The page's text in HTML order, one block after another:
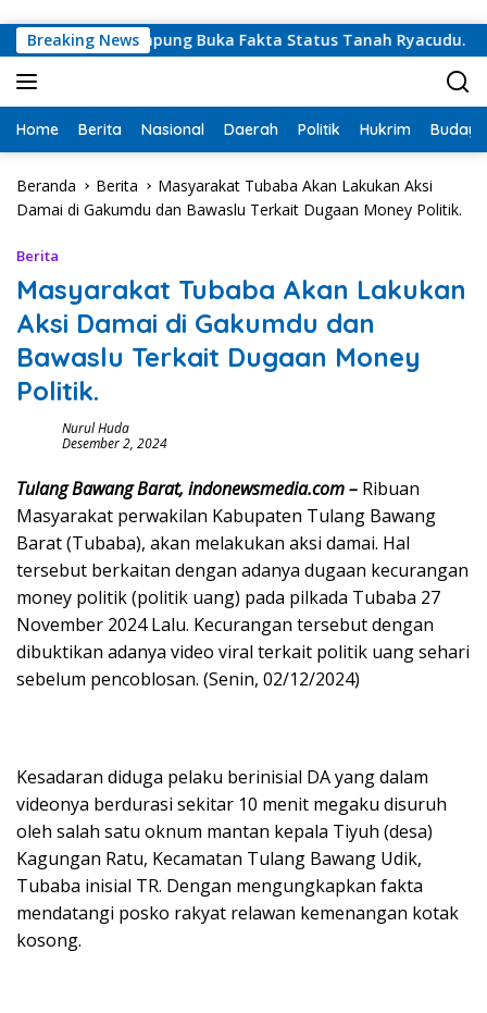
Breaking News
Lampung Buka Fakta Status Tanah Ryacudu.
Home Berita Nasional Daerah Politik Hukrim Budaya
Beranda Berita
Masyarakat Tubaba Akan Lakukan Aksi
Damai di Gakumdu dan Bawaslu Terkait Dugaan Money Politik.
Berita
Masyarakat Tubaba Akan Lakukan
Aksi Damai di Gakumdu dan
Bawaslu Terkait Dugaan Money
Politik.
Nurul Huda
Desember 2, 2024
Tulang Bawang Barat, indonewsmedia.com – Ribuan
Masyarakat perwakilan Kabupaten Tulang Bawang
Barat (Tubaba), akan melakukan aksi damai. Hal
tersebut berkaitan dengan adanya dugaan kecurangan
money politik (politik uang) pada pilkada Tubaba 27
November 2024 Lalu. Kecurangan tersebut dengan
dibuktikan adanya video viral terkait politik uang sehari
sebelum pencoblosan. (Senin, 02/12/2024)
Kesadaran diduga pelaku berinisial DA yang dalam
videonya berdurasi sekitar 10 menit megaku disuruh
oleh salah satu oknum mantan kepala Tiyuh (desa)
Kagungan Ratu, Kecamatan Tulang Bawang Udik,
Tubaba inisial TR. Dengan mengungkapkan fakta
mendatangi posko rakyat relawan kemenangan kotak
kosong.